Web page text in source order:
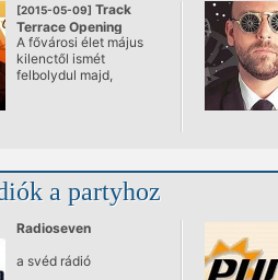
[2015-05-09] Track
Terrace Opening
Fiesta
@ Track Terrace
A fővárosi élet május
kilenctől ismét
felbolydul majd,
meg kapuit a
Lágymányosi híd budai
oldalán a Track
Terrace, immár
a partyhoz
Radioseven
a svéd rádió